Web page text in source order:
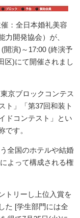
：全日本婚礼美容
開発協会）が、
開演)～17:00 (終演予
区)にて開催されまし
京ブロックコンテス
ト」「第37回和装ト
ドコンテスト」とい
です。
全国のホテルや結婚
よって構成される権
トリーし上位入賞を
た [学生部門には全